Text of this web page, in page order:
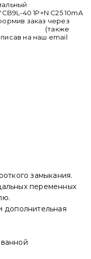
40 1P+N С25 10mA
заказ через
(также
на наш email
замыкания.
переменных
дополнительная